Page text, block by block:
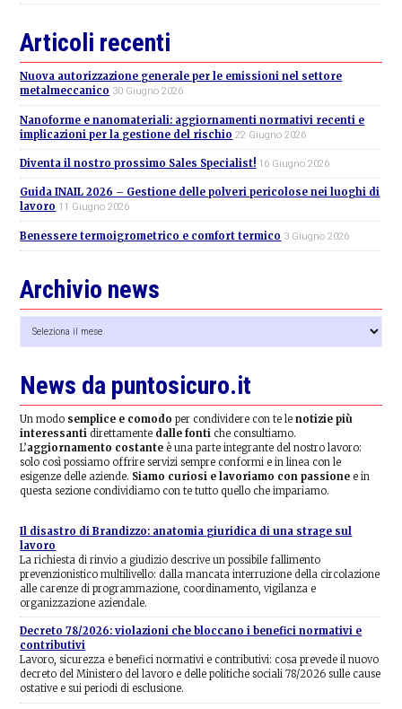
Articoli recenti
Nuova autorizzazione generale per le emissioni nel settore
metalmeccanico 30 Giugno 2026
Nanoforme e nanomateriali: aggiornamenti normativi recenti e
implicazioni per la gestione del rischio 22 Giugno 2026
Diventa il nostro prossimo Sales Specialist! 16 Giugno 2026
Guida INAIL 2026 – Gestione delle polveri pericolose nei luoghi di
lavoro 11 Giugno 2026
Benessere termoigrometrico e comfort termico 3 Giugno 2026
Archivio news
news
News da puntosicuro.it
Un modo semplice e comodo per condividere con te lenotizie più
interessanti direttamente dalle fonti che consultiamo.
L’aggiornamento costante è una parte integrante del nostro lavoro:
solo così possiamo offrire servizi sempre conformi e in linea con le
esigenze delle aziende. Siamo curiosi e lavoriamo con passione e in
questa sezione condividiamo con te tutto quello che impariamo.
Il disastro di Brandizzo: anatomia giuridica di una strage sul
lavoro
La richiesta di rinvio a giudizio descrive un possibile fallimento
prevenzionistico multilivello: dalla mancata interruzione della circolazione
alle carenze di programmazione, coordinamento, vigilanza e
organizzazione aziendale.
Decreto 78/2026: violazioni che bloccano i benefici normativi e
contributivi
Lavoro, sicurezza e benefici normativi e contributivi: cosa prevede il nuovo
decreto del Ministero del lavoro e delle politiche sociali 78/2026 sulle cause
ostative e sui periodi di esclusione.